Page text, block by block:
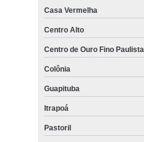
Casa Vermelha
Centro Alto
Centro de Ouro Fino Paulista
Colônia
Guapituba
Itrapoá
Pastoril